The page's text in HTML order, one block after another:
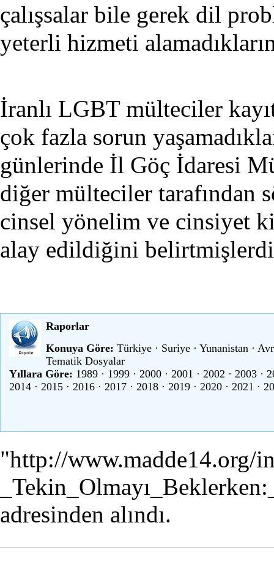
çalışsalar bile gerek dil
yeterli hizmeti
İranlı LGBT mülteciler
çok fazla sorun
günlerinde İl Göç İdaresi
diğer mülteciler tarafından
cinsel yönelim ve cinsiyet
alay edildiğini
Raporlar
Konuya Göre: Türkiye· Suriye· Yunanistan·
Tematik Dosyalar
Yıllara Göre: 1989 · 1999 · 2000 · 2001 · 2002 · 2003 ·
2014 · 2015 · 2016 · 2017 · 2018 · 2019 · 2020 · 2021 ·
"http://www.madde14.org/
adresinden alındı.